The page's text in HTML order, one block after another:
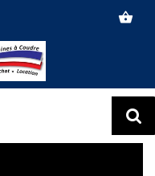
shopping_basket